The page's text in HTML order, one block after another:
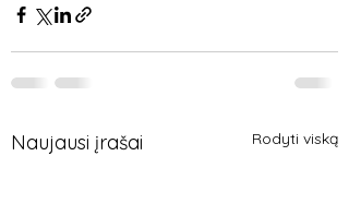
Naujausi įrašai Rodyti viską